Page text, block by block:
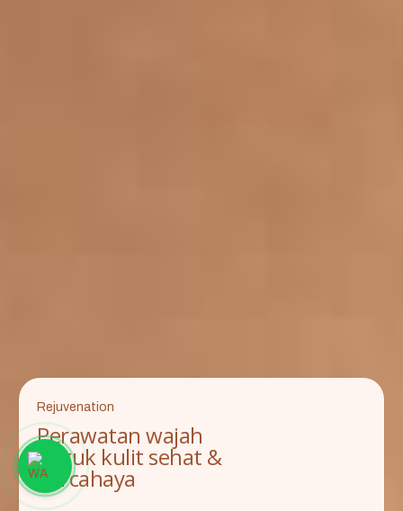
Rejuvenation
Perawatan wajah
untuk kulit sehat &
bercahaya